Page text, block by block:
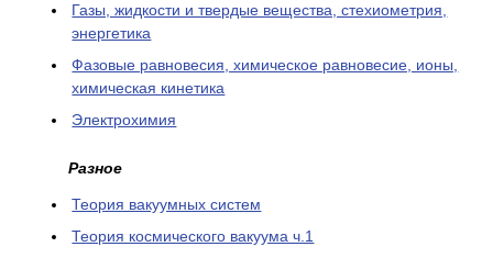
Газы, жидкости и твердые вещества, стехиометрия,
энергетика
Фазовые равновесия, химическое равновесие, ионы,
химическая кинетика
Электрохимия
Разное
Теория вакуумных систем
Теория космического вакуума ч.1